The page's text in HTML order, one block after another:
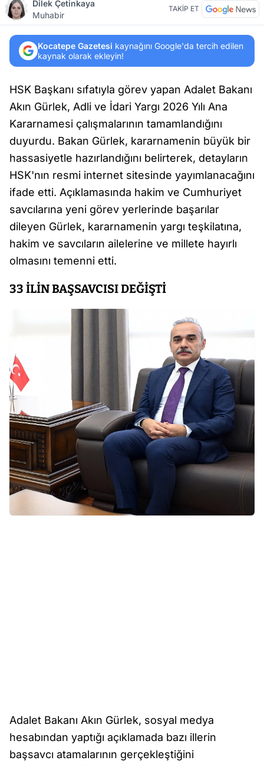
Dilek Çetinkaya
Muhabir
TAKİP ET
Kocatepe Gazetesi kaynağını Google'da tercih edilen
kaynak olarak ekleyin!
HSK Başkanı sıfatıyla görev yapan Adalet Bakanı
Akın Gürlek, Adli ve İdari Yargı 2026 Yılı Ana
Kararnamesi çalışmalarının tamamlandığını
duyurdu. Bakan Gürlek, kararnamenin büyük bir
hassasiyetle hazırlandığını belirterek, detayların
HSK'nın resmi internet sitesinde yayımlanacağını
ifade etti. Açıklamasında hakim ve Cumhuriyet
savcılarına yeni görev yerlerinde başarılar
dileyen Gürlek, kararnamenin yargı teşkilatına,
hakim ve savcıların ailelerine ve millete hayırlı
olmasını temenni etti.
33 İLİN BAŞSAVCISI DEĞİŞTİ
Adalet Bakanı Akın Gürlek, sosyal medya
hesabından yaptığı açıklamada bazı illerin
başsavcı atamalarının gerçekleştiğini